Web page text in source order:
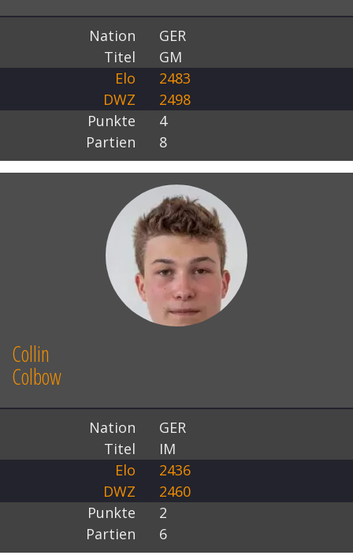
Nation
GER
Titel
GM
Elo
2483
DWZ
2498
Punkte
4
Partien
8
Collin
Colbow
Nation
GER
Titel
IM
Elo
2436
DWZ
2460
Punkte
2
Partien
6